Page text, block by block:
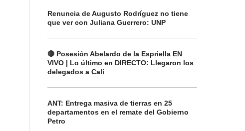
Renuncia de Augusto Rodríguez no tiene
que ver con Juliana Guerrero: UNP
🔴 Posesión Abelardo de la Espriella EN
VIVO | Lo último en DIRECTO: Llegaron los
delegados a Cali
ANT: Entrega masiva de tierras en 25
departamentos en el remate del Gobierno
Petro